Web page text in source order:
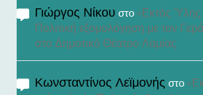
Γιώργος Νίκου στο «Εκτός
Πολιτική εξομολόγηση με τον
στο Δημοτικό Θέατρο Λαμίας
Κωνσταντίνος Λεϊμονής στο